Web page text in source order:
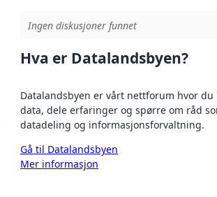
Ingen diskusjoner funnet
Hva er Datalandsbyen?
Datalandsbyen er vårt nettforum hvor
data, dele erfaringer og spørre om råd
datadeling og informasjonsforvaltning.
Gå til Datalandsbyen
Mer informasjon